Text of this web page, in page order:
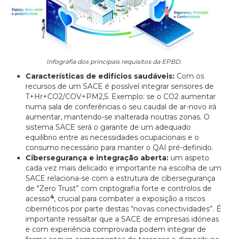
Infografia dos principais requisitos da EPBD.
Características de edifícios saudáveis: Com os
recursos de um SACE é possível integrar sensores de
T+Hr+CO2/COV+PM2,5. Exemplo: se o CO2 aumentar
numa sala de conferências o seu caudal de ar-novo irá
aumentar, mantendo-se inalterada noutras zonas. O
sistema SACE será o garante de um adequado
equilíbrio entre as necessidades ocupacionais e o
consumo necessário para manter o QAI pré-definido.
Cibersegurança e integração aberta: um aspeto
cada vez mais delicado e importante na escolha de um
SACE relaciona-se com a estrutura de cibersegurança
de "Zero Trust” com criptografia forte e controlos de
acesso4, crucial para combater a exposição a riscos
cibernéticos por parte destas “novas conectividades”. É
importante ressaltar que a SACE de empresas idóneas
e com experiência comprovada podem integrar de